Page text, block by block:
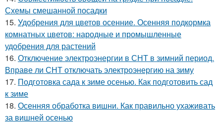
Схемы смешанной посадки
15. Удобрения для цветов осенние. Осенняя подкормка
комнатных цветов: народные и промышленные
удобрения для растений
16. Отключение электроэнергии в СНТ в зимний период.
Вправе ли СНТ отключать электроэнергию на зиму
17. Подготовка сада к зиме осенью. Как подготовить сад
к зиме
18. Осенняя обработка вишни. Как правильно ухаживать
за вишней осенью